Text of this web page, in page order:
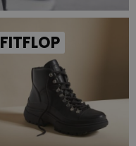
FITFLOP